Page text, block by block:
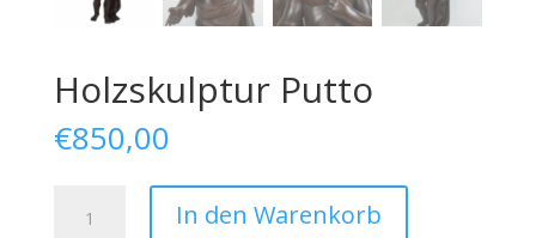
Holzskulptur Putto
€850,00
sculpture
In den Warenkorb